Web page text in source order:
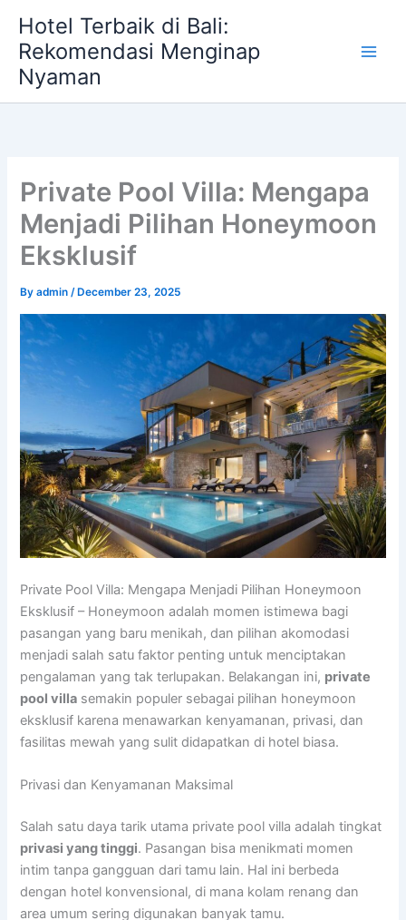
content
Hotel Terbaik di Bali:
Rekomendasi Menginap
Nyaman
Private Pool Villa: Mengapa
Menjadi Pilihan Honeymoon
Eksklusif
Byadmin/ December 23, 2025
Private Pool Villa: Mengapa Menjadi Pilihan Honeymoon
Eksklusif – Honeymoon adalah momen istimewa bagi
pasangan yang baru menikah, dan pilihan akomodasi
menjadi salah satu faktor penting untuk menciptakan
pengalaman yang tak terlupakan. Belakangan ini, private
pool villa semakin populer sebagai pilihan honeymoon
eksklusif karena menawarkan kenyamanan, privasi, dan
fasilitas mewah yang sulit didapatkan di hotel biasa.
Privasi dan Kenyamanan Maksimal
Salah satu daya tarik utama private pool villa adalah tingkat
privasi yang tinggi. Pasangan bisa menikmati momen
intim tanpa gangguan dari tamu lain. Hal ini berbeda
dengan hotel konvensional, di mana kolam renang dan
area umum sering digunakan banyak tamu.